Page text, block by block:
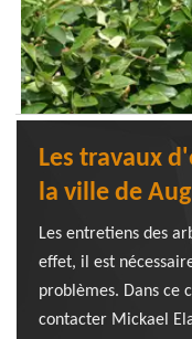
Les travaux
la ville de
Les entretiens des
effet, il est
problèmes. Dans ce
contacter Mickael